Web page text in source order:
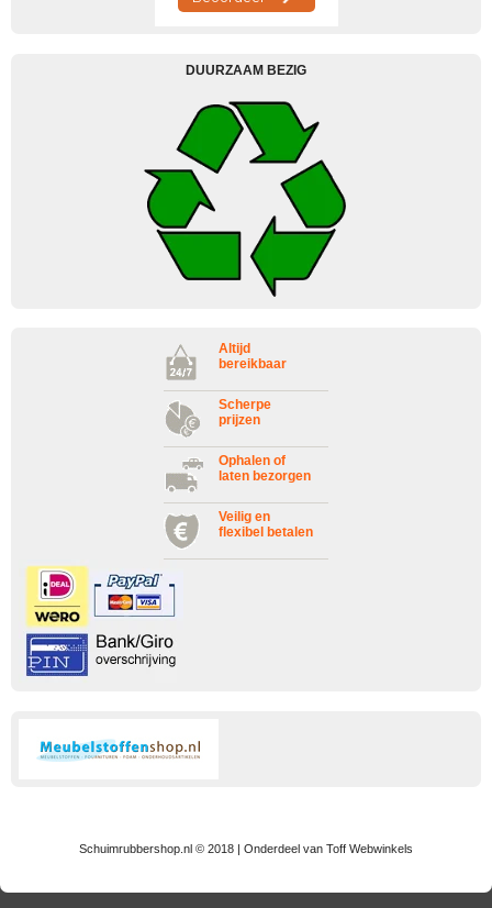
DUURZAAM BEZIG
Altijd
bereikbaar
Scherpe
prijzen
Ophalen of
laten bezorgen
Veilig en
flexibel betalen
Schuimrubbershop.nl © 2018 | Onderdeel van Toff Webwinkels